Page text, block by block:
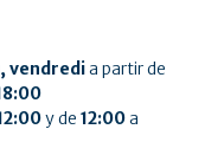
vendredia partir de
y de 12:00a